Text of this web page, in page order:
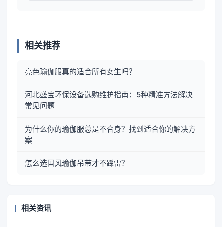
相关推荐
亮色瑜伽服真的适合所有女生吗？
河北盛宝环保设备选购维护指南：5种精准方法解决
常见问题
为什么你的瑜伽服总是不合身？找到适合你的解决方
案
怎么选国风瑜伽吊带才不踩雷？
相关资讯